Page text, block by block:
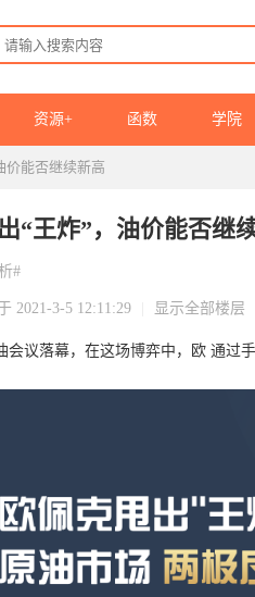
资源+ 函数 学院
价能否继续新高
“王炸”，油价能否继
#
2021-3-5 12:11:29 显示全部楼层
会议落幕，在这场博弈中，欧 通过